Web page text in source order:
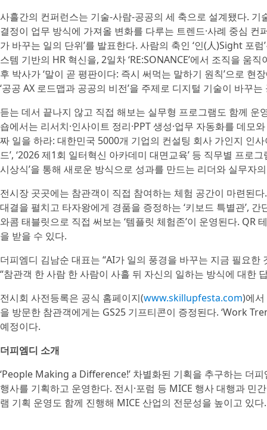
사흘간의 컨퍼런스는 기술-사람-공공의 세 축으로 설계됐다. 기
결정이 업무 방식에 가져올 변화를 다루는 트렌드·사례 중심
가 바꾸는 일의 단위’를 발표한다. 사람의 축인 ‘인(人)Sight 포
스템 기반의 HR 혁신을, 2일차 ‘RE:SONANCE’에서 조직을
후 박사가 ‘말이 곧 평판이다: 즉시 써먹는 말하기 원칙’으로 현
‘공공 AX 로드맵과 공공의 비전’을 주제로 디지털 기술이 바꾸
듣는 데서 끝나지 않고 직접 해보는 실무형 프로그램도 함께 운
숍에서는 리서치·인사이트 정리·PPT 생성·업무 자동화를 데
짜 일을 하라: 대한민국 5000개 기업의 컨설팅 회사 가인지 인
드’, ‘2026 제1회 일터혁신 아카데미 대면교육’ 등 직무별 프로
시상식’을 통해 새로운 방식으로 성과를 만드는 리더와 실무자
전시장 곳곳에는 참관객이 직접 참여하는 체험 공간이 마련된
대결을 펼치고 타자왕에게 경품을 증정하는 ‘키보드 특별관’,
와콤 태블릿으로 직접 써보는 ‘템플릿 체험존’이 운영된다.
을 받을 수 있다.
더피엠디 김남순 대표는 “AI가 일의 풍경을 바꾸는 지금 필요한
“참관객 한 사람 한 사람이 사흘 뒤 자신의 일하는 방식에 대한
전시회 사전등록은 공식 홈페이지(www.skillupfesta.com)에
을 방문한 참관객에게는 GS25 기프티콘이 증정된다. ‘Work
예정이다.
더피엠디 소개
‘People Making a Difference!’ 차별화된 기획을 추구하는 더
행사를 기획하고 운영한다. 전시·포럼 등 MICE 행사 대행과
램 기획 운영도 함께 진행해 MICE 산업의 전문성을 높이고 있다.